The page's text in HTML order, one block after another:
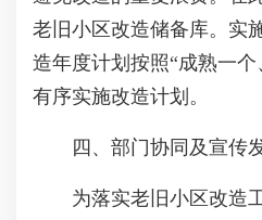
老旧小区改造储备库。实
造年度计划按照“成熟一个
有序实施改造计划。
四、部门协同及宣传
为落实老旧小区改造工